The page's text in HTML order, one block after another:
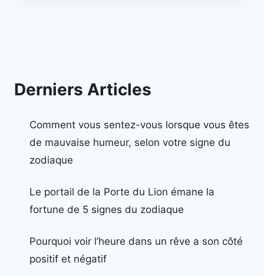
Derniers Articles
Comment vous sentez-vous lorsque vous êtes
de mauvaise humeur, selon votre signe du
zodiaque
Le portail de la Porte du Lion émane la
fortune de 5 signes du zodiaque
Pourquoi voir l’heure dans un rêve a son côté
positif et négatif